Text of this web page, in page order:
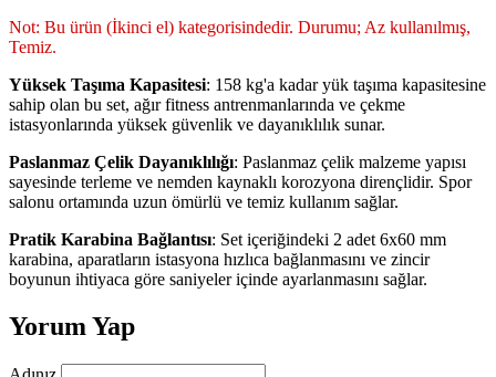
Not: Bu ürün (İkinci el) kategorisindedir. Durumu; Az kullanılmış,
Temiz.
Yüksek Taşıma Kapasitesi: 158 kg'a kadar yük taşıma kapasitesine
sahip olan bu set, ağır fitness antrenmanlarında ve çekme
istasyonlarında yüksek güvenlik ve dayanıklılık sunar.
Paslanmaz Çelik Dayanıklılığı: Paslanmaz çelik malzeme yapısı
sayesinde terleme ve nemden kaynaklı korozyona dirençlidir. Spor
salonu ortamında uzun ömürlü ve temiz kullanım sağlar.
Pratik Karabina Bağlantısı: Set içeriğindeki 2 adet 6x60 mm
karabina, aparatların istasyona hızlıca bağlanmasını ve zincir
boyunun ihtiyaca göre saniyeler içinde ayarlanmasını sağlar.
Yorum Yap